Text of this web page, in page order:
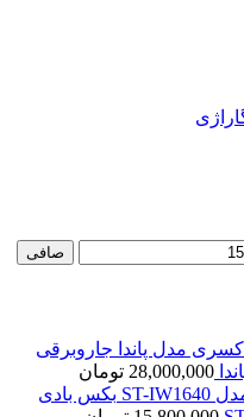
صافی
جاروبرقی
28,000,000 تومان
بکس بادی